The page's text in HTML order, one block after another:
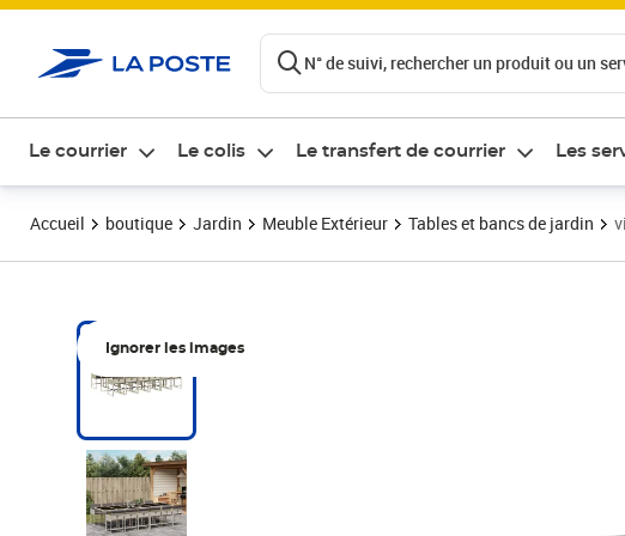
N° de suivi, rechercher un produit ou un
Le courrier Le colis Le transfert de courrier Les
Accueil boutique Jardin Meuble Extérieur Tables et bancs de jardin
Ignorer les images